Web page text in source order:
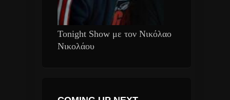
Tonight Show με τον Νικόλαο
Νικολάου